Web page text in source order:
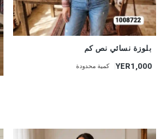
بلوزة نسائي نص كم
YER1,000 كمية محدودة